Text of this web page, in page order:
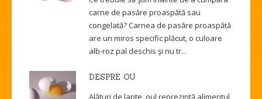
carne de pasăre proaspătă sau
congelată? Carnea de pasăre proaspătă
are un miros specific plăcut, o culoare
alb-roz pal deschis şi nu tr...
DESPRE OU
Alături de lapte, oul reprezintă alimentul